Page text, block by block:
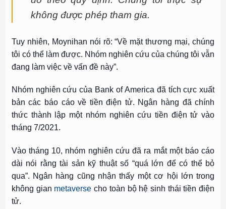
không được phép tham gia.
Tuy nhiên, Moynihan nói rõ: “Về mặt thương mại, chúng
tôi có thể làm được. Nhóm nghiên cứu của chúng tôi vẫn
đang làm việc về vấn đề này”.
Nhóm nghiên cứu của Bank of America đã tích cực xuất
bản các báo cáo về tiền điện tử. Ngân hàng đã chính
thức thành lập một nhóm nghiên cứu tiền điện tử vào
tháng 7/2021.
Vào tháng 10, nhóm nghiên cứu đã ra mắt một báo cáo
dài nói rằng tài sản kỹ thuật số “quá lớn để có thể bỏ
qua”. Ngân hàng cũng nhận thấy một cơ hội lớn trong
không gian metaverse cho toàn bộ hệ sinh thái tiền điện
tử.